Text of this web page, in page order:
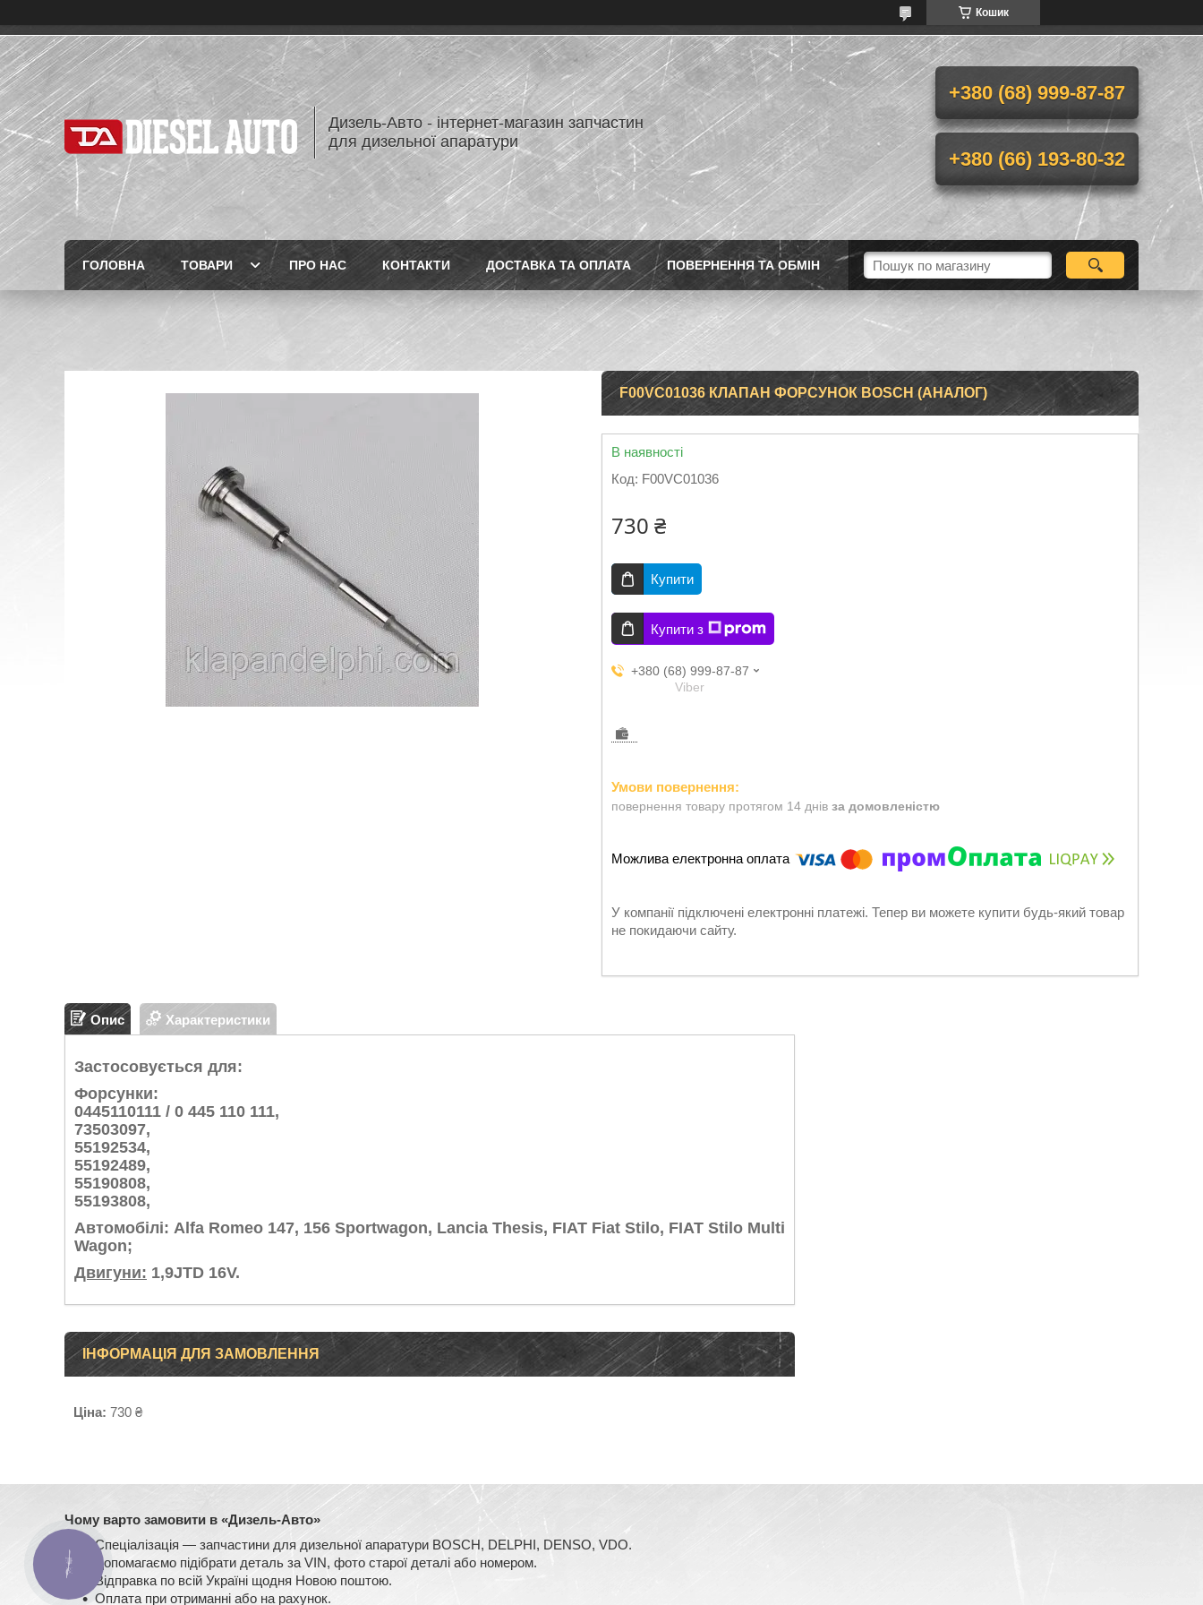
Кошик
Дизель-Авто - інтернет-магазин запчастин
для дизельної апаратури
+380 (68) 999-87-87
+380 (66) 193-80-32
ГОЛОВНА ТОВАРИ ПРО НАС КОНТАКТИ ДОСТАВКА ТА ОПЛАТА ПОВЕРНЕННЯ ТА ОБМІН
F00VC01036 КЛАПАН ФОРСУНОК BOSCH (АНАЛОГ)
В наявності
Код: F00VC01036
730 ₴
Купити
Купити з
+380 (68) 999-87-87
Viber
повернення товару протягом 14 днів за домовленістю
У компанії підключені електронні платежі. Тепер ви можете купити будь-який товар
не покидаючи сайту.
Опис Характеристики
Застосовується для:
Форсунки:
0445110111 / 0 445 110 111,
73503097,
55192534,
55192489,
55190808,
55193808,
Автомобілі: Alfa Romeo 147, 156 Sportwagon, Lancia Thesis, FIAT Fiat Stilo, FIAT Stilo Multi
Wagon;
Двигуни: 1,9JTD 16V.
ІНФОРМАЦІЯ ДЛЯ ЗАМОВЛЕННЯ
Ціна: 730 ₴
Чому варто замовити в «Дизель-Авто»
Спеціалізація — запчастини для дизельної апаратури BOSCH, DELPHI, DENSO, VDO.
Допомагаємо підібрати деталь за VIN, фото старої деталі або номером.
Відправка по всій Україні щодня Новою поштою.
Оплата при отриманні або на рахунок.
КНОПКА
ЗВ'ЯЗКУ